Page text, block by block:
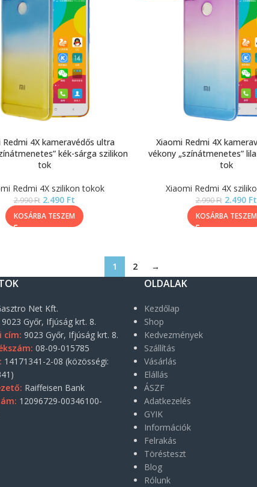
Redmi 4X kameravédős ultra
kék-sárga szilikon
tok
Redmi 4X szilikon tokok
2.990Ft 2.490 Ft
KOSÁRBA TESZEM
Xiaomi Redmi 4X
vékony „színátmenetes”
tok
Xiaomi Redmi 4X
2.990Ft 2.490 Ft
KOSÁRBA TESZEM
1 2 →
Net Kft.
9023 Győr, Ifjúság krt. 8.
cím: 9023 Győr, Ifjúság krt. 8.
08-09-015785
14171341-2-08 (közösségi:
Raiffeisen Bank
12096729-00346100-
OLDALAK
Kezdőlap
Shop
Kedvezmények
Szállítás
Vásárlás
Elállás
ÁSZF
Adatkezelés
GYIK
Információk
Felrakás
Törésteszt
Blog
Rólunk